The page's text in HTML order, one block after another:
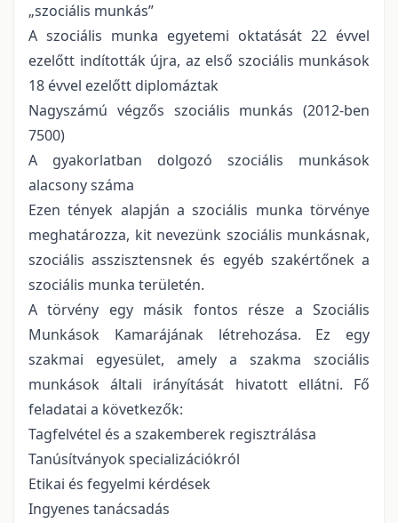
„szociális munkás”
A szociális munka egyetemi oktatását 22 évvel
ezelőtt indították újra, az első szociális munkások
18 évvel ezelőtt diplomáztak
Nagyszámú végzős szociális munkás (2012-ben
7500)
A gyakorlatban dolgozó szociális munkások
alacsony száma
Ezen tények alapján a szociális munka törvénye
meghatározza, kit nevezünk szociális munkásnak,
szociális asszisztensnek és egyéb szakértőnek a
szociális munka területén.
A törvény egy másik fontos része a Szociális
Munkások Kamarájának létrehozása. Ez egy
szakmai egyesület, amely a szakma szociális
munkások általi irányítását hivatott ellátni. Fő
feladatai a következők:
Tagfelvétel és a szakemberek regisztrálása
Tanúsítványok specializációkról
Etikai és fegyelmi kérdések
Ingyenes tanácsadás